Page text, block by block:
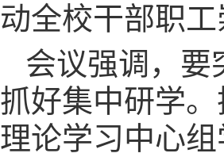
动全校干部职
会议强调，要
抓好集中研学
理论学习中心